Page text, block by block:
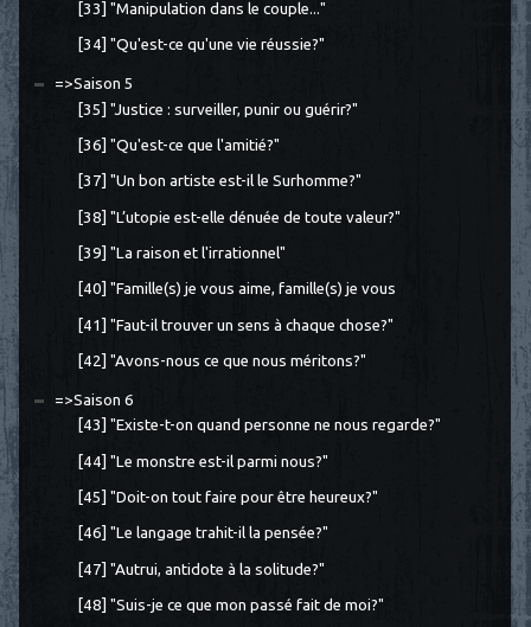
[33] "Manipulation dans le couple..."
[34] "Qu'est-ce qu'une vie réussie?"
=>Saison 5
[35] "Justice : surveiller, punir ou guérir?"
[36] "Qu'est-ce que l'amitié?"
[37] "Un bon artiste est-il le Surhomme?"
[38] "L’utopie est-elle dénuée de toute valeur?"
[39] "La raison et l'irrationnel"
[40] "Famille(s) je vous aime, famille(s) je vous
[41] "Faut-il trouver un sens à chaque chose?"
[42] "Avons-nous ce que nous méritons?"
=>Saison 6
[43] "Existe-t-on quand personne ne nous regarde?"
[44] "Le monstre est-il parmi nous?"
[45] "Doit-on tout faire pour être heureux?"
[46] "Le langage trahit-il la pensée?"
[47] "Autrui, antidote à la solitude?"
[48] "Suis-je ce que mon passé fait de moi?"